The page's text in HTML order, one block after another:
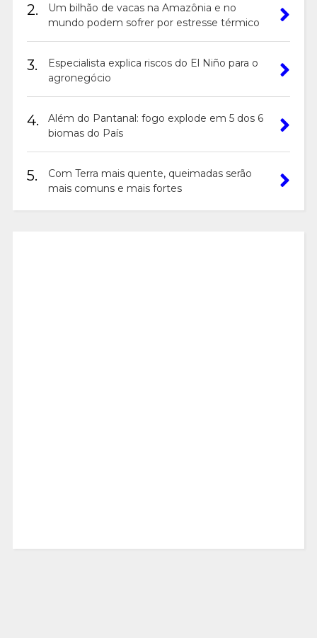
2.
Um bilhão de vacas na Amazônia e no
mundo podem sofrer por estresse térmico
3.
Especialista explica riscos do El Niño para o
agronegócio
4.
Além do Pantanal: fogo explode em 5 dos 6
biomas do País
5.
Com Terra mais quente, queimadas serão
mais comuns e mais fortes